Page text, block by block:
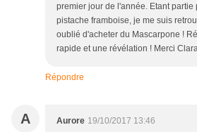
premier jour de l'année. Etant
pistache framboise, je me suis
oublié d'acheter du Mascarpone !
rapide et une révélation ! Merci
Répondre
A Aurore 19/10/2017 13:46